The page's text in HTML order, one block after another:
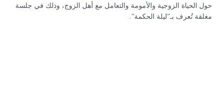
حول الحياة الزوجية والأمومة والتعامل مع أهل الزوج، وذلك في جلسة
مغلقة تُعرف بـ”ليلة الحكمة”.